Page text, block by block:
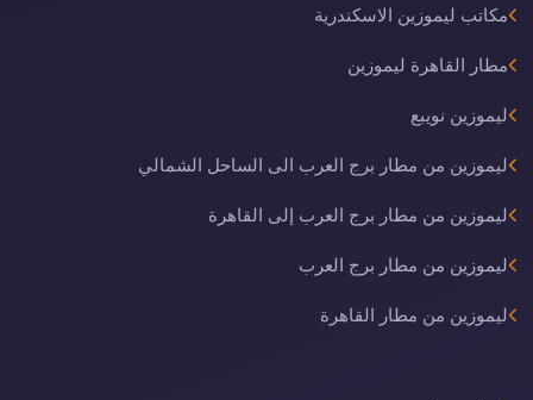
مكاتب ليموزين الاسكندرية
مطار القاهرة ليموزين
ليموزين نويبع
ليموزين من مطار برج العرب الى الساحل الشمالي
ليموزين من مطار برج العرب إلى القاهرة
ليموزين من مطار برج العرب
ليموزين من مطار القاهرة